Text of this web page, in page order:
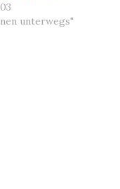
unterwegs"